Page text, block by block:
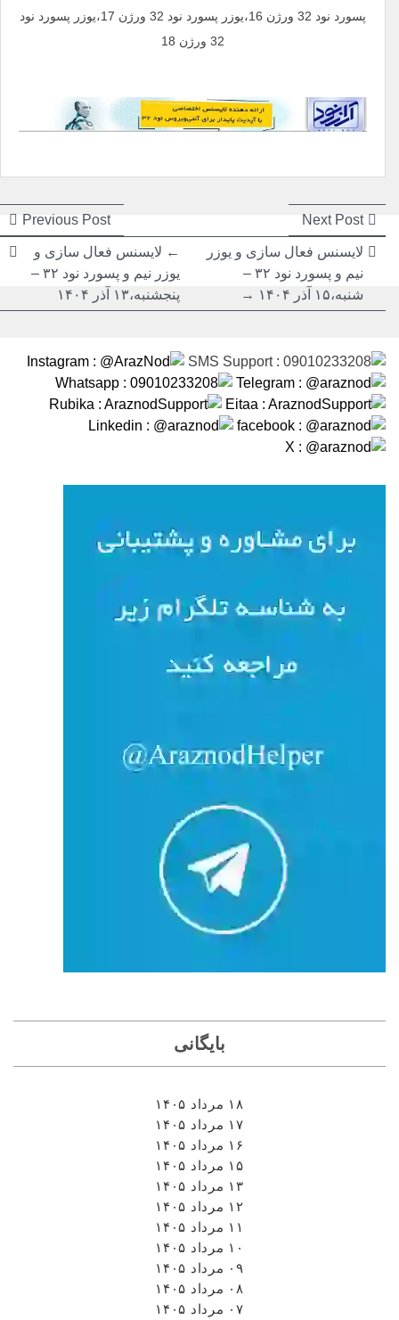
پسورد نود 32 ورژن 16،یوزر پسورد نود 32 ورژن 17،یوزر پسورد نود
32 ورژن 18
راهبری
نوشته
Previous Post Next Post
post:
راهبری
نوشته
← لایسنس فعال سازی و
یوزر نیم و پسورد نود ۳۲ –
پنجشنبه،۱۳ آذر ۱۴۰۴
لایسنس فعال سازی و یوزر
نیم و پسورد نود ۳۲ –
شنبه،۱۵ آذر ۱۴۰۴ →
بایگانی
۱۸ مرداد ۱۴۰۵
۱۷ مرداد ۱۴۰۵
۱۶ مرداد ۱۴۰۵
۱۵ مرداد ۱۴۰۵
۱۳ مرداد ۱۴۰۵
۱۲ مرداد ۱۴۰۵
۱۱ مرداد ۱۴۰۵
۱۰ مرداد ۱۴۰۵
۰۹ مرداد ۱۴۰۵
۰۸ مرداد ۱۴۰۵
۰۷ مرداد ۱۴۰۵